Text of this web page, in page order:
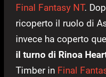
Final Fantasy NT.
ricoperto il ruolo di
invece ha coperto
il turno di Rinoa
Timber in Final